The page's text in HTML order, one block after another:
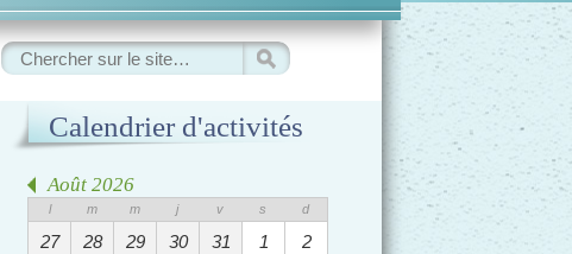
Rechercher
:
Calendrier d'activités
◀ Août 2026
l m m j v s d
27 28 29 30 31 1
2